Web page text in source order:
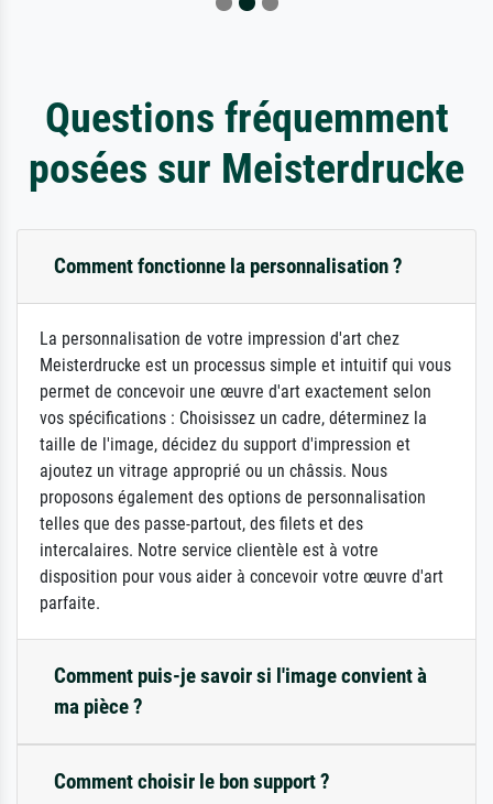
Questions fréquemment
posées sur Meisterdrucke
Comment fonctionne la personnalisation ?
La personnalisation de votre impression d'art chez
Meisterdrucke est un processus simple et intuitif qui vous
permet de concevoir une œuvre d'art exactement selon
vos spécifications : Choisissez un cadre, déterminez la
taille de l'image, décidez du support d'impression et
ajoutez un vitrage approprié ou un châssis. Nous
proposons également des options de personnalisation
telles que des passe-partout, des filets et des
intercalaires. Notre service clientèle est à votre
disposition pour vous aider à concevoir votre œuvre d'art
parfaite.
Comment puis-je savoir si l'image convient à
ma pièce ?
Comment choisir le bon support ?